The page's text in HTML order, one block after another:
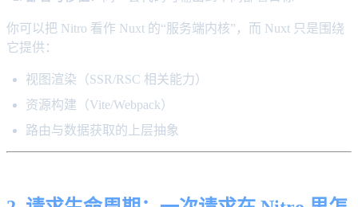
你可以把 Nitro 看作 Nuxt 的“服务端内核”，而 Nuxt 只是围绕
它提供：
视图渲染（SSR/RSC 相关能力）
资源构建（Vite/Webpack）
路由与数据获取的上层抽象